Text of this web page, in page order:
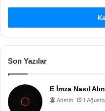
Son Yazılar
E İmza Nasıl
Admin 1